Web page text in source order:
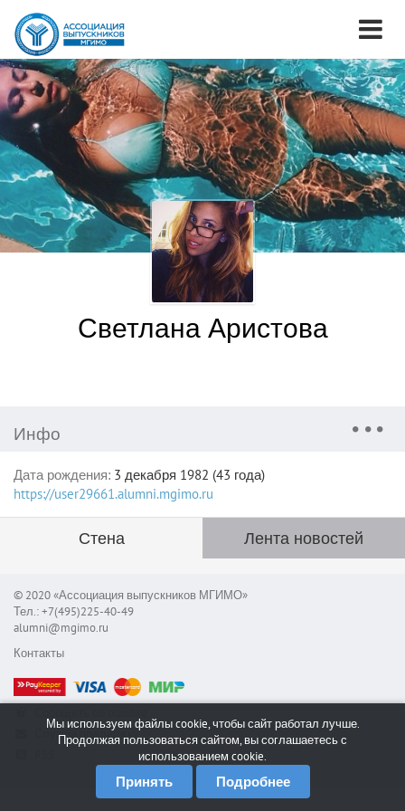
Светлана Аристова
Инфо
Дата рождения: 3 декабря 1982 (43 года)
https://user29661.alumni.mgimo.ru
Стена Лента новостей
© 2020 «Ассоциация выпускников МГИМО»
Тел.: +7(495)225-40-49
alumni@mgimo.ru
Контакты
Служба поддержки
Мы используем файлы cookie, чтобы сайт работал лучше.
Продолжая пользоваться сайтом, вы соглашаетесь с
использованием cookie.
Принять Подробнее